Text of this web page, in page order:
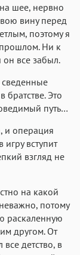
шее, нервно
вину перед
поэтому я
Ни к
он все забыл.
сведенные
Это
путь…
и операция
вступит
взгляд не
на какой
потому
раскаленную
другом. От
детство, в